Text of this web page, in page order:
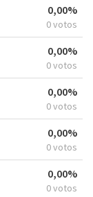
0,00%
0 votos
0,00%
0 votos
0,00%
0 votos
0,00%
0 votos
0,00%
0 votos